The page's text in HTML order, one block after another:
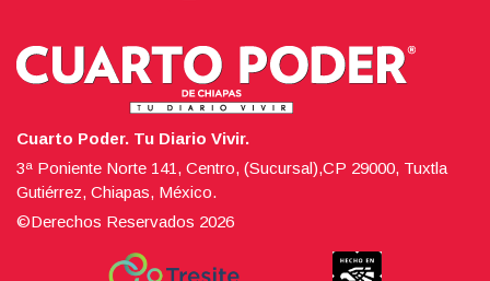
Cuarto Poder. Tu Diario Vivir.
3ª Poniente Norte 141, Centro, (Sucursal),CP 29000, Tuxtla
Gutiérrez, Chiapas, México.
©Derechos Reservados 2026